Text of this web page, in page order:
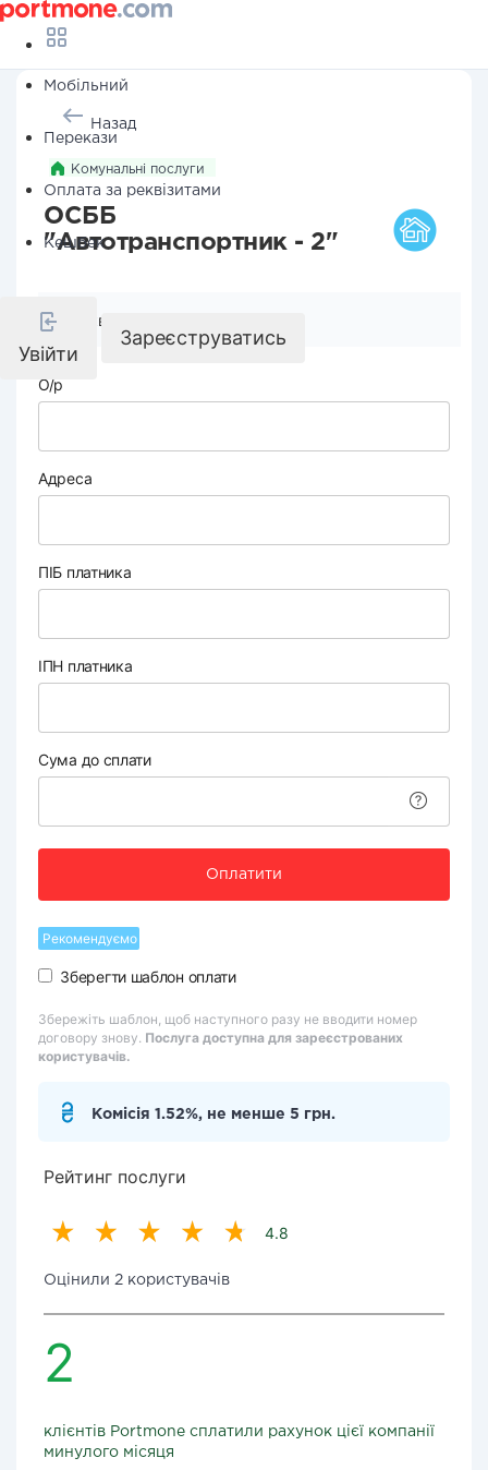
Мобільний
Перекази
Оплата за реквізитами
Кешбек
Увійти
Зареєструватись
Назад
Комунальні послуги
ОСББ
"Автотранспортник - 2"
Реквізити компанії
О/р
Адреса
ПІБ платника
ІПН платника
Сума до сплати
Оплатити
Рекомендуємо
Зберегти шаблон оплати
Збережіть шаблон, щоб наступного разу не вводити номер
договору знову. Послуга доступна для зареєстрованих
користувачів.
Комісія 1.52%, не менше 5 грн.
Рейтинг послуги
4.8
Оцінили 2 користувачів
2
клієнтів Portmone сплатили рахунок цієї компанії
минулого місяця